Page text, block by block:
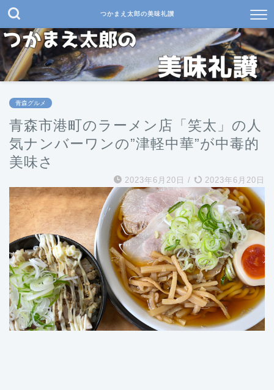
つかまえ太郎の美味礼讃
青森グルメ
青森市港町のラーメン店「笑太」の人
気ナンバーワンの”津軽中華”が中毒的
美味さ
2023年6月20日 / 2023年6月20日